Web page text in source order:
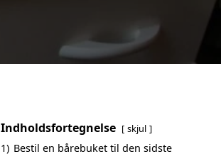
Indholdsfortegnelse skjul
1) Bestil en bårebuket til den sidste